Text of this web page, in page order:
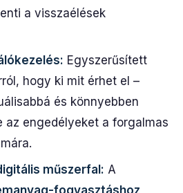
a visszaélések
Egyszerűsített
hogy ki mit érhet el –
és könnyebben
az engedélyeket a forgalmas
műszerfal: A
fogyasztáshoz,